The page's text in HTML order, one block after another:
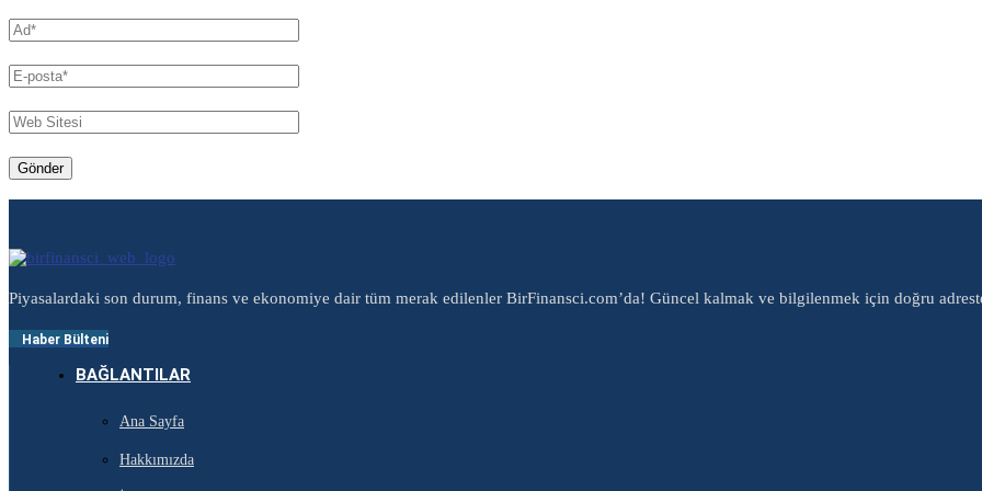
Piyasalardaki son durum, finans ve ekonomiye dair tüm merak edilenler BirFinansci.com’da! Güncel kalmak ve bilgilenmek için doğru
Haber Bülteni
BAĞLANTILAR
Ana Sayfa
Hakkımızda